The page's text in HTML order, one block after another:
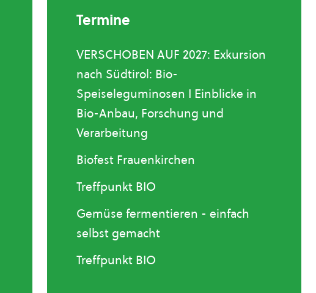
Termine
VERSCHOBEN AUF 2027: Exkursion
nach Südtirol: Bio-
Speiseleguminosen I Einblicke in
Bio-Anbau, Forschung und
Verarbeitung
Biofest Frauenkirchen
Treffpunkt BIO
Gemüse fermentieren - einfach
selbst gemacht
Treffpunkt BIO